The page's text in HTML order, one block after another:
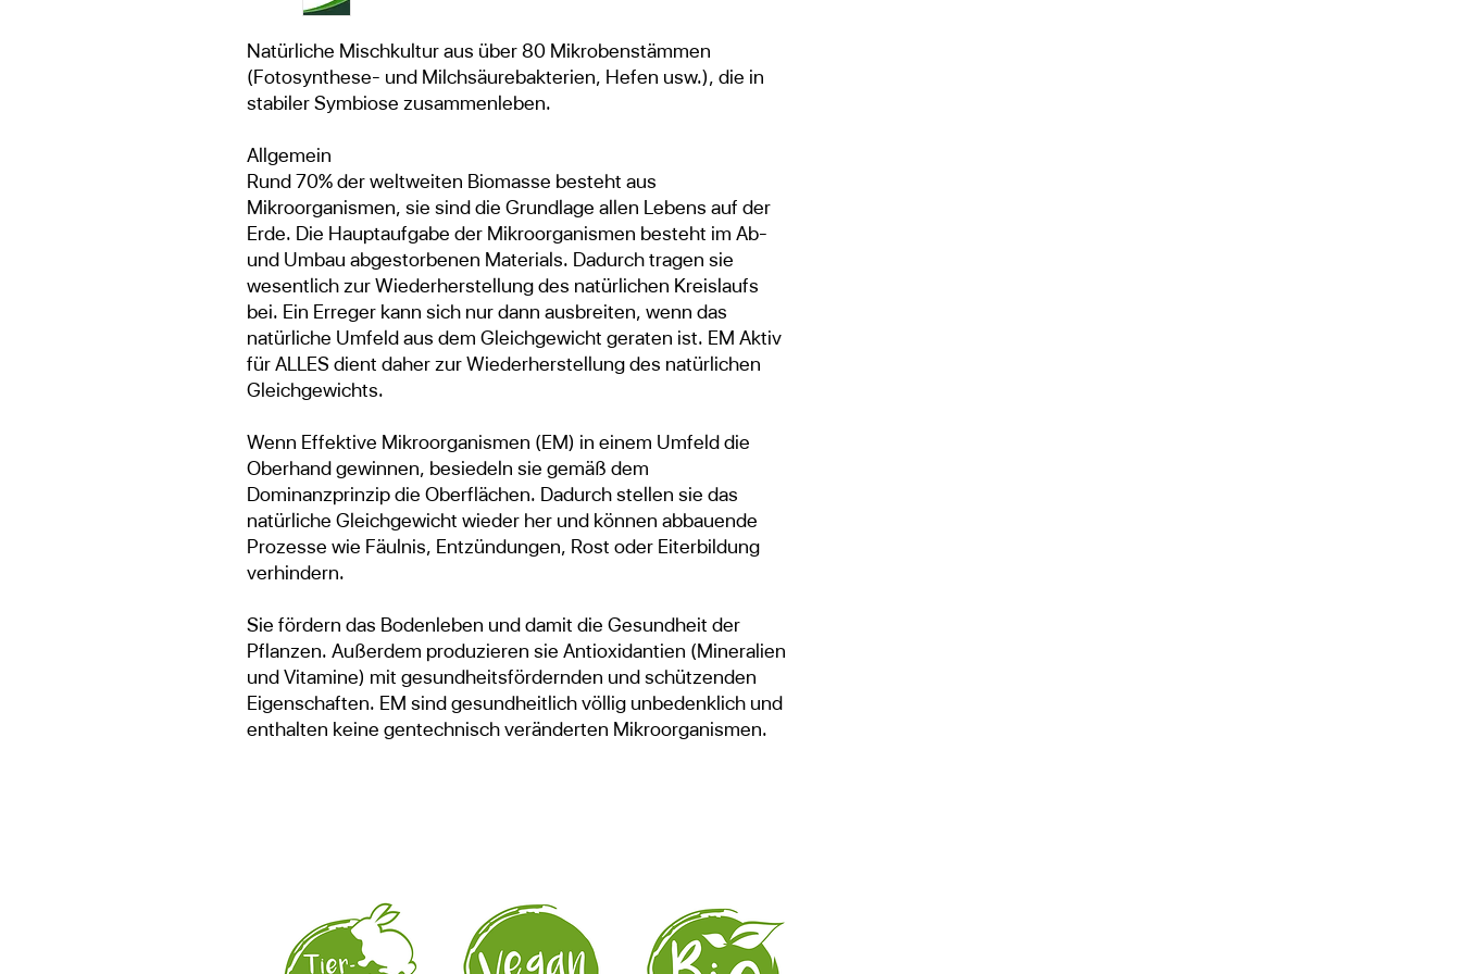
Natürliche Mischkultur aus über 80 Mikrobenstämmen
(Fotosynthese- und Milchsäurebakterien, Hefen usw.), die in
stabiler Symbiose zusammenleben.
Allgemein
Rund 70% der weltweiten Biomasse besteht aus
Mikroorganismen, sie sind die Grundlage allen Lebens auf der
Erde. Die Hauptaufgabe der Mikroorganismen besteht im Ab-
und Umbau abgestorbenen Materials. Dadurch tragen sie
wesentlich zur Wiederherstellung des natürlichen Kreislaufs
bei. Ein Erreger kann sich nur dann ausbreiten, wenn das
natürliche Umfeld aus dem Gleichgewicht geraten ist. EM Aktiv
für ALLES dient daher zur Wiederherstellung des natürlichen
Gleichgewichts.
Wenn Effektive Mikroorganismen (EM) in einem Umfeld die
Oberhand gewinnen, besiedeln sie gemäß dem
Dominanzprinzip die Oberflächen. Dadurch stellen sie das
natürliche Gleichgewicht wieder her und können abbauende
Prozesse wie Fäulnis, Entzündungen, Rost oder Eiterbildung
verhindern.
Sie fördern das Bodenleben und damit die Gesundheit der
Pflanzen. Außerdem produzieren sie Antioxidantien (Mineralien
und Vitamine) mit gesundheitsfördernden und schützenden
Eigenschaften. EM sind gesundheitlich völlig unbedenklich und
enthalten keine gentechnisch veränderten Mikroorganismen.